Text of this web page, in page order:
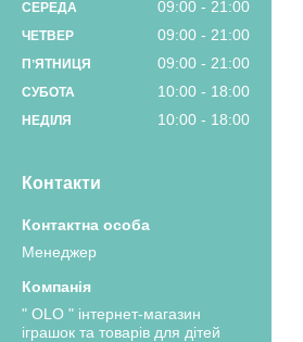
СЕРЕДА 09:00 21:00
ЧЕТВЕР 09:00 21:00
ПʼЯТНИЦЯ 09:00 21:00
СУБОТА 10:00 18:00
НЕДІЛЯ 10:00 18:00
Контакти
Менеджер
" OLO " інтернет-магазин
іграшок та товарів для дітей